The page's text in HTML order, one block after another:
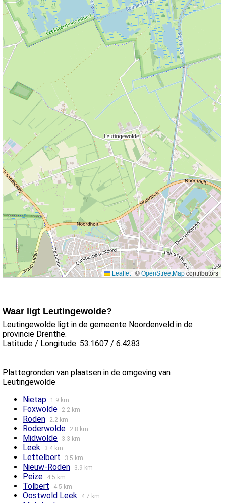
Leaflet | ©OpenStreetMapcontributors
Waar ligt Leutingewolde?
Leutingewolde ligt in de gemeente Noordenveld in de
provincie Drenthe.
Latitude / Longitude: 53.1607 / 6.4283
Plattegronden van plaatsen in de omgeving van
Leutingewolde
Nietap
1.9 km
Foxwolde 2.2 km
Roden 2.2 km
Roderwolde 2.8 km
Midwolde 3.3 km
Leek 3.4 km
Lettelbert 3.5 km
Nieuw-Roden 3.9 km
Peize 4.5 km
Tolbert 4.5 km
Oostwold Leek 4.7 km